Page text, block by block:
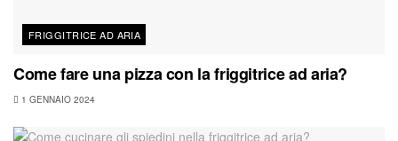
FRIGGITRICE AD ARIA
Come fare una pizza con la friggitrice ad aria?
1 GENNAIO 2024